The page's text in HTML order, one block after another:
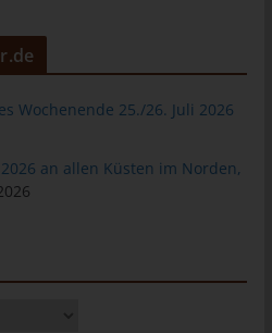
Wochenende 25./26. Juli 2026
an allen Küsten im Norden,
wären.
des Benutzers optimiert
uns, wie bereits erwähnt, die
Nutzern die Verwendung unserer
Benutzer einer Internetseite, die
seine Zugangsdaten eingeben,
und dem auf dem